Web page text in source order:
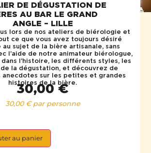
DE DÉGUSTATION DE
AU BAR LE GRAND
ANGLE – LILLE
lors de nos ateliers de biérologie et
ce que vous avez toujours désiré
au sujet de la bière artisanale, sans
l’aide de notre animateur biérologue,
l’histoire, les différents styles, les
la dégustation, et découvrez de
anecdotes sur les petites et grandes
histoires de la bière.
30,00€
30,00€par personne
au panier